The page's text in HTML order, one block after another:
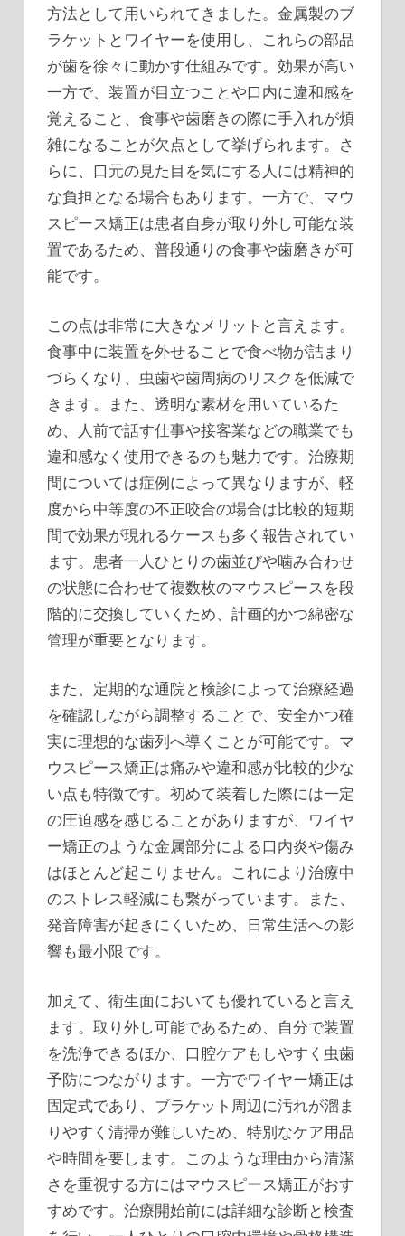
方法として用いられてきました。金属製のブ
ラケットとワイヤーを使用し、これらの部品
が歯を徐々に動かす仕組みです。効果が高い
一方で、装置が目立つことや口内に違和感を
覚えること、食事や歯磨きの際に手入れが煩
雑になることが欠点として挙げられます。さ
らに、口元の見た目を気にする人には精神的
な負担となる場合もあります。一方で、マウ
スピース矯正は患者自身が取り外し可能な装
置であるため、普段通りの食事や歯磨きが可
能です。
この点は非常に大きなメリットと言えます。
食事中に装置を外せることで食べ物が詰まり
づらくなり、虫歯や歯周病のリスクを低減で
きます。また、透明な素材を用いているた
め、人前で話す仕事や接客業などの職業でも
違和感なく使用できるのも魅力です。治療期
間については症例によって異なりますが、軽
度から中等度の不正咬合の場合は比較的短期
間で効果が現れるケースも多く報告されてい
ます。患者一人ひとりの歯並びや噛み合わせ
の状態に合わせて複数枚のマウスピースを段
階的に交換していくため、計画的かつ綿密な
管理が重要となります。
また、定期的な通院と検診によって治療経過
を確認しながら調整することで、安全かつ確
実に理想的な歯列へ導くことが可能です。マ
ウスピース矯正は痛みや違和感が比較的少な
い点も特徴です。初めて装着した際には一定
の圧迫感を感じることがありますが、ワイヤ
ー矯正のような金属部分による口内炎や傷み
はほとんど起こりません。これにより治療中
のストレス軽減にも繋がっています。また、
発音障害が起きにくいため、日常生活への影
響も最小限です。
加えて、衛生面においても優れていると言え
ます。取り外し可能であるため、自分で装置
を洗浄できるほか、口腔ケアもしやすく虫歯
予防につながります。一方でワイヤー矯正は
固定式であり、ブラケット周辺に汚れが溜ま
りやすく清掃が難しいため、特別なケア用品
や時間を要します。このような理由から清潔
さを重視する方にはマウスピース矯正がおす
すめです。治療開始前には詳細な診断と検査